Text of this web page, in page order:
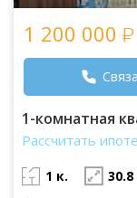
1 200 000
1-комнатная
Рассчитать
1 к.